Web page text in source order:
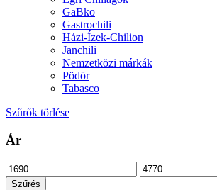
GaBko
Gastrochili
Házi-Ízek-Chilion
Janchili
Nemzetközi márkák
Pödör
Tabasco
Szűrők törlése
Ár
Min
ár
Max
ár
Szűrés